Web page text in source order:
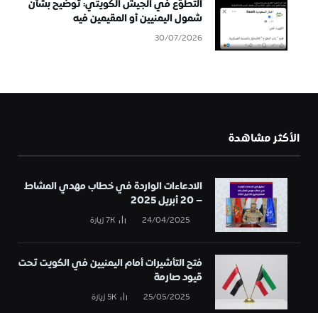
التطوُّع في الجيش الكويتي: توضيح بشأن
شمول اليمنيين أو المقيمين فيه
30/07/2026
الأكثر مشاهدة
الادعاءات الواردة في خطاب مهدي المشاط
– 20 أبريل 2025
24/04/2025
7Kزيارة
فتح التأشيرات أمام اليمنيين في الكويت تحت
قيود صارمة
25/05/2025
5Kزيارة